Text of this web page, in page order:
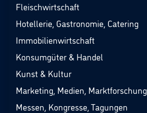
Fleischwirtschaft
Hotellerie, Gastronomie, Catering
Immobilienwirtschaft
Konsumgüter & Handel
Kunst & Kultur
Marketing, Medien, Marktforschung
Messen, Kongresse, Tagungen